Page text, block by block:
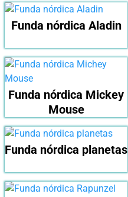
Funda nórdica Aladin
Funda nórdica Mickey
Mouse
Funda nórdica planetas